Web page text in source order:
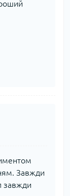
Завжди
завжди